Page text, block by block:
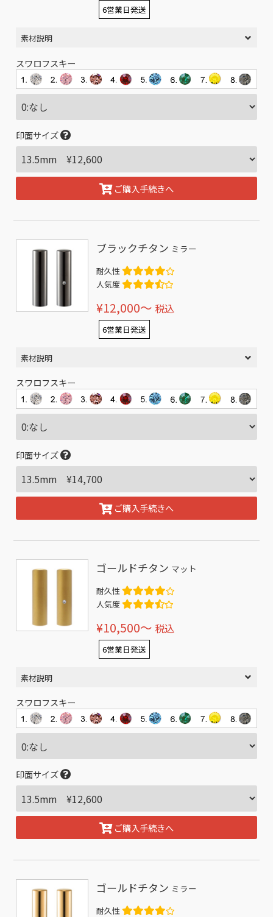
6営業日発送
素材説明
スワロフスキー
印面サイズ
ご購入手続きへ
ブラックチタン ミラー
耐久性
人気度
¥12,000〜 税込
6営業日発送
素材説明
スワロフスキー
印面サイズ
ご購入手続きへ
ゴールドチタン マット
耐久性
人気度
¥10,500〜 税込
6営業日発送
素材説明
スワロフスキー
印面サイズ
ご購入手続きへ
ゴールドチタン ミラー
耐久性